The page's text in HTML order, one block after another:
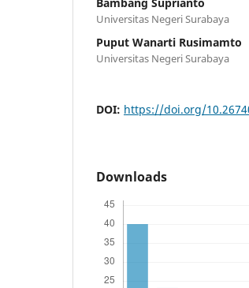
Universitas Negeri Surabaya
Puput Wanarti Rusimamto
Universitas Negeri Surabaya
DOI: https://doi.org/
Downloads